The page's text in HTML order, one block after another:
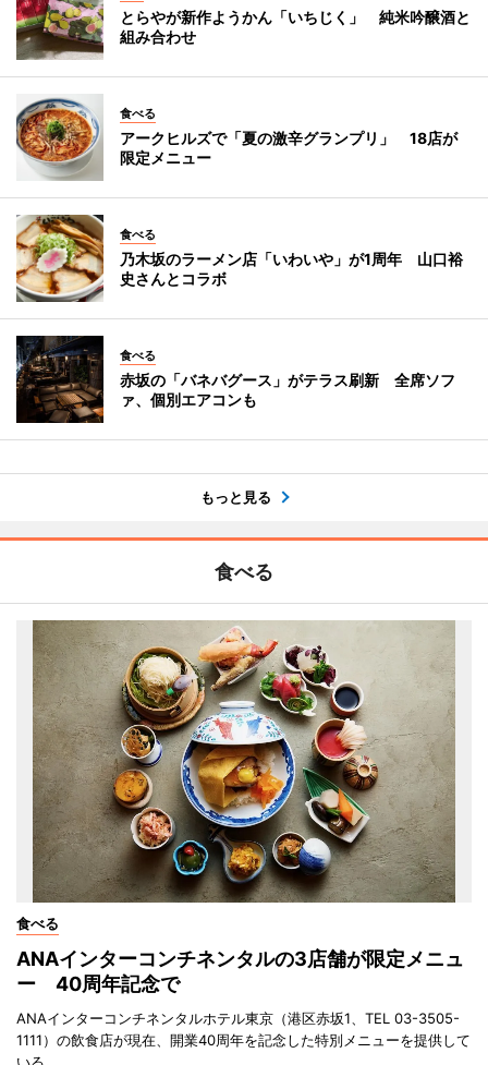
とらやが新作ようかん「いちじく」 純米吟醸酒と
組み合わせ
食べる
アークヒルズで「夏の激辛グランプリ」 18店が
限定メニュー
食べる
乃木坂のラーメン店「いわいや」が1周年 山口裕
史さんとコラボ
食べる
赤坂の「バネバグース」がテラス刷新 全席ソフ
ァ、個別エアコンも
もっと見る
食べる
食べる
ANAインターコンチネンタルの3店舗が限定メニュ
ー 40周年記念で
ANAインターコンチネンタルホテル東京（港区赤坂1、TEL 03-3505-
1111）の飲食店が現在、開業40周年を記念した特別メニューを提供して